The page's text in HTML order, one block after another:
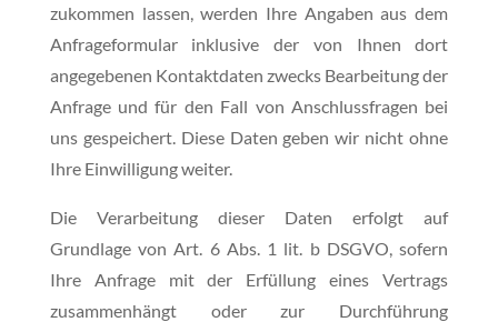
zukommen lassen, werden Ihre Angaben aus dem
Anfrageformular inklusive der von Ihnen dort
angegebenen Kontaktdaten zwecks Bearbeitung der
Anfrage und für den Fall von Anschlussfragen bei
uns gespeichert. Diese Daten geben wir nicht ohne
Ihre Einwilligung weiter.
Die Verarbeitung dieser Daten erfolgt auf
Grundlage von Art. 6 Abs. 1 lit. b DSGVO, sofern
Ihre Anfrage mit der Erfüllung eines Vertrags
zusammenhängt oder zur Durchführung